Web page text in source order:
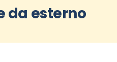
da esterno